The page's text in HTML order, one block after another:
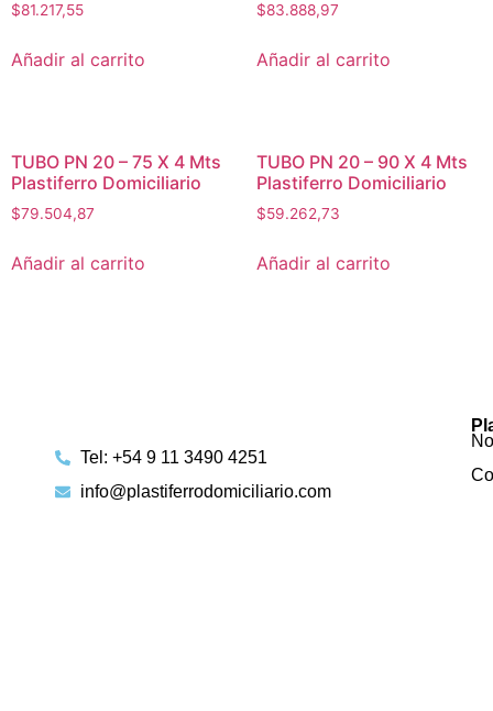
$81.217,55
Añadir al carrito
$83.888,97
Añadir al carrito
TUBO PN 20 – 75 X 4 Mts
Plastiferro Domiciliario
$79.504,87
Añadir al carrito
TUBO PN 20 – 90 X 4 Mts
Plastiferro Domiciliario
$59.262,73
Añadir al carrito
Tel: +54 9 11 3490 4251
info@plastiferrodomiciliario.com